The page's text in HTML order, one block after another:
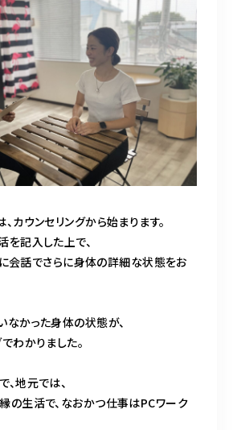
カウンセリングから始まります。
記入した上で、
会話でさらに身体の詳細な状態をお
なかった身体の状態が、
わかりました。
地元では、
の生活で、なおかつ仕事はPCワーク